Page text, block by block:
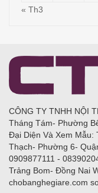
« Th3
CÔNG TY TNHH NỘI
Tháng Tám- Phường
Đại Diện Và Xem Mẫu:
Thạch- Phường 6-
0909877111 -
Trảng Bom- Đồng Nai
chobanghegiare.com